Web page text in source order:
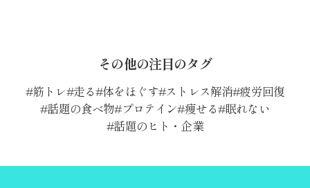
その他の注目のタグ
筋トレ 走る 体をほぐす ストレス解消 疲労回復
話題の食べ物 プロテイン 痩せる 眠れない
話題のヒト・企業